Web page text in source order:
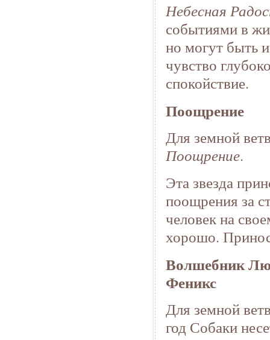
Небесная
событиями в
но могут быть
чувство
спокойствие.
Поощрение
Для земной
Поощрение.
Эта звезда
поощрения за
человек на
хорошо.
Волшебник
Феникс
Для земной
год Собаки